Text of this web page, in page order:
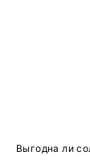
Выгодна ли